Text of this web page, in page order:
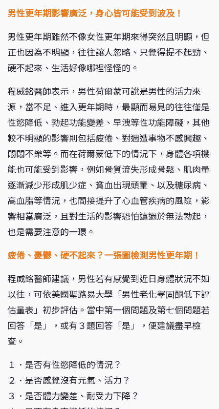
男性更年期影響廣泛，身心皆可能受到波及！
男性更年期雖然不像女性更年期來得突然且明顯，但
正也因為不明顯，往往讓人忽略、只覺得提不起勁、
硬不起來、生活好像哪裡怪怪的。
程威銘醫師表示，男性荷爾蒙可說是男性的活力來
源，當不足、進入更年期時，最顯而易見的往往僅是
性慾降低、勃起功能變差、早洩等性功能障礙，其他
較不明顯的影響則包括疲倦、對週遭事物不感興趣、
悶悶不樂等。而在荷爾蒙低下的情況下，身體各項機
能也可能受到影響，例如骨質流失形成骨鬆、肌肉量
逐漸減少形成肌少症、貧血出現頭暈、以及糖尿病、
高血脂等情況，也間接提升了心血管疾病的風險，影
響相當廣泛，且對生活的影響恐怕遠過於無法勃起，
也是需要注意的一環。
疲倦、憂鬱、硬不起來？一張圖檢測男性更年期！
程威銘醫師建議，男性若有感覺到近日身體狀況不如
以往，可依美國聖路易大學「男性老化睪固酮低下評
估量表」初步評估。當中第一個問題及第七個問題若
回答「是」，或有３題回答「是」，便建議盡早檢
查。
１．是否有性慾降低的情況？
２．是否感覺沒有元氣、活力？
３．是否體力變差、耐受力下降？